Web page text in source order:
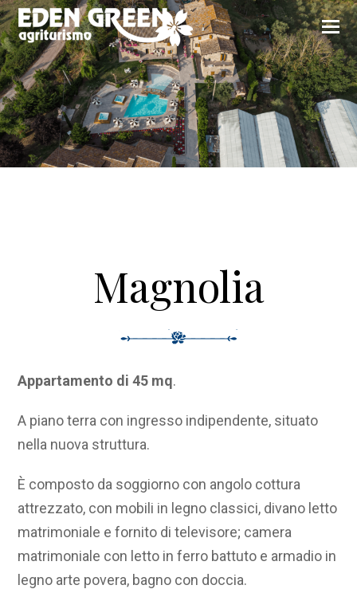
Magnolia
Appartamento di 45 mq.
A piano terra con ingresso indipendente, situato
nella nuova struttura.
È composto da soggiorno con angolo cottura
attrezzato, con mobili in legno classici, divano letto
matrimoniale e fornito di televisore; camera
matrimoniale con letto in ferro battuto e armadio in
legno arte povera, bagno con doccia.